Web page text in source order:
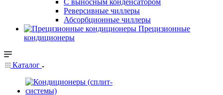
С выносным конденсатором
Реверсивные чиллеры
Абсорбционные чиллеры
Прецизионные
кондиционеры
Каталог